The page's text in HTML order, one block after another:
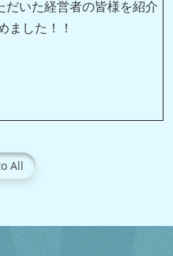
だいた経営者の皆様を紹介
した！！
All